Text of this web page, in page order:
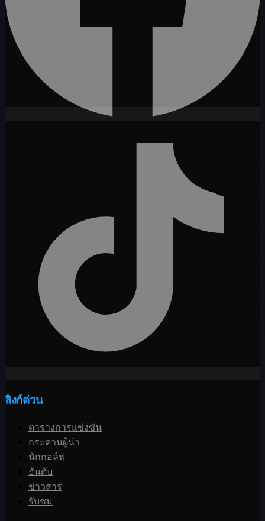
ลิงก์ด่วน
ตารางการแข่งขัน
กระดานผู้นำ
นักกอล์ฟ
อันดับ
ข่าวสาร
รับชม